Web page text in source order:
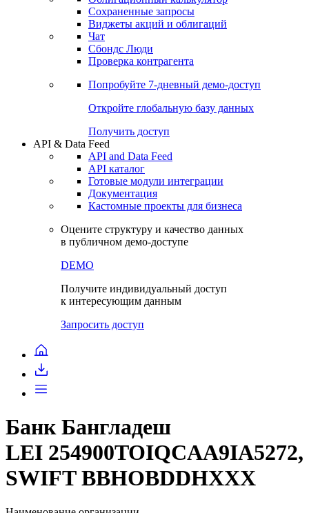
Сохраненные запросы
Виджеты акций и облигаций
Чат
Сбондс Люди
Проверка контрагента
Попробуйте 7-дневный демо-доступ
Откройте глобальную базу данных
Получить доступ
API & Data Feed
API and Data Feed
API каталог
Готовые модули интеграции
Документация
Кастомные проекты для бизнеса
Оцените структуру и качество данных
в публичном демо-доступе
DEMO
Получите индивидуальный доступ
к интересующим данным
Запросить доступ
Банк Бангладеш
LEI 254900TOIQCAA9IA5272,
SWIFT BBHOBDDHXXX